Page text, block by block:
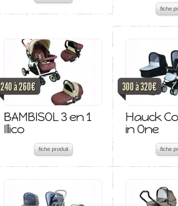
fiche
240 à 260€
BAMBISOL 3 en 1
Illico
fiche produit
300 à 320€
Hauck
in One
fiche